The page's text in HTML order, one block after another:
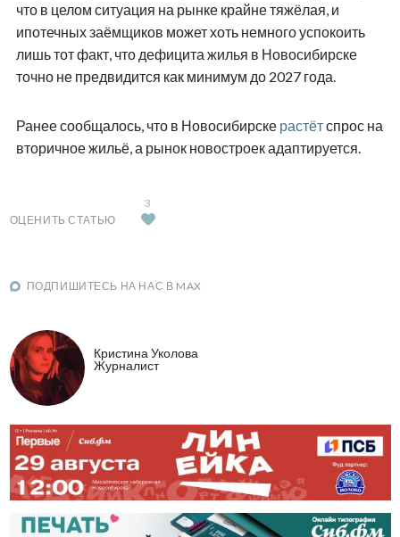
что в целом ситуация на рынке крайне тяжёлая, и
ипотечных заёмщиков может хоть немного успокоить
лишь тот факт, что дефицита жилья в Новосибирске
точно не предвидится как минимум до 2027 года.
Ранее сообщалось, что в Новосибирске растётспрос на
вторичное жильё, а рынок новостроек адаптируется.
ОЦЕНИТЬ СТАТЬЮ
3
ПОДПИШИТЕСЬ НА НАС В MAX
Кристина Уколова
Журналист